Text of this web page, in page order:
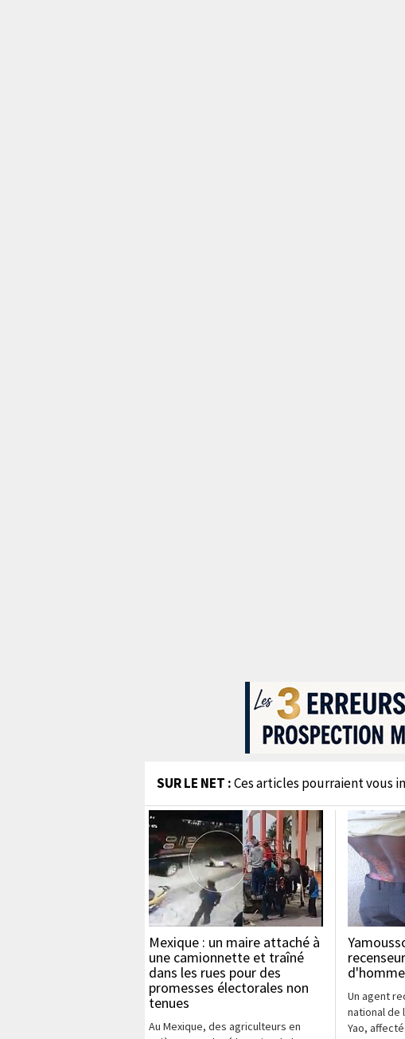
SUR LE NET :Ces articles pourraient vous
Mexique : un maire attaché à
une camionnette et traîné
dans les rues pour des
promesses électorales non
tenues
Au Mexique, des agriculteurs en
Un agent
national de
Yao,